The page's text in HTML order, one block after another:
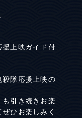
援上映ガイド付
殺隊応援上映の
引き続きお楽
ひお楽しみく